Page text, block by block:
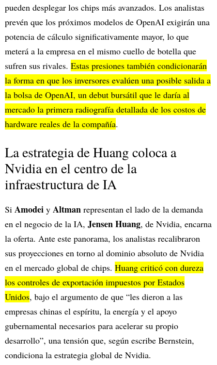
pueden desplegar los chips más avanzados. Los analistas
prevén que los próximos modelos de OpenAI exigirán una
potencia de cálculo significativamente mayor, lo que
meterá a la empresa en el mismo cuello de botella que
sufren sus rivales. Estas presiones también condicionarán
la forma en que los inversores evalúen una posible salida a
la bolsa de OpenAI, un debut bursátil que le daría al
mercado la primera radiografía detallada de los costos de
hardware reales de la compañía.
La estrategia de Huang coloca a
Nvidia en el centro de la
infraestructura de IA
Si Amodei y Altman representan el lado de la demanda
en el negocio de la IA, Jensen Huang, de Nvidia, encarna
la oferta. Ante este panorama, los analistas recalibraron
sus proyecciones en torno al dominio absoluto de Nvidia
en el mercado global de chips. Huang criticó con dureza
los controles de exportación impuestos por Estados
Unidos, bajo el argumento de que “les dieron a las
empresas chinas el espíritu, la energía y el apoyo
gubernamental necesarios para acelerar su propio
desarrollo”, una tensión que, según escribe Bernstein,
condiciona la estrategia global de Nvidia.